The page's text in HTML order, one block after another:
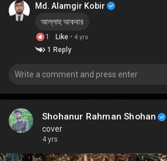
Md. Alamgir Kobir
আল্লাহু আকবার
1 Like · 4 yrs
1 Reply
Shohanur Rahman Shohan
cover
4 yrs